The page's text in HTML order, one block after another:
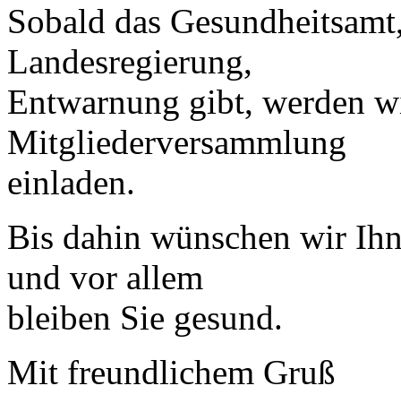
Sobald das
Landesregierung,
Entwarnung gibt, werden
Mitgliederversammlung
einladen.
Bis dahin wünschen wir
und vor allem
bleiben Sie gesund.
Mit freundlichem Gruß